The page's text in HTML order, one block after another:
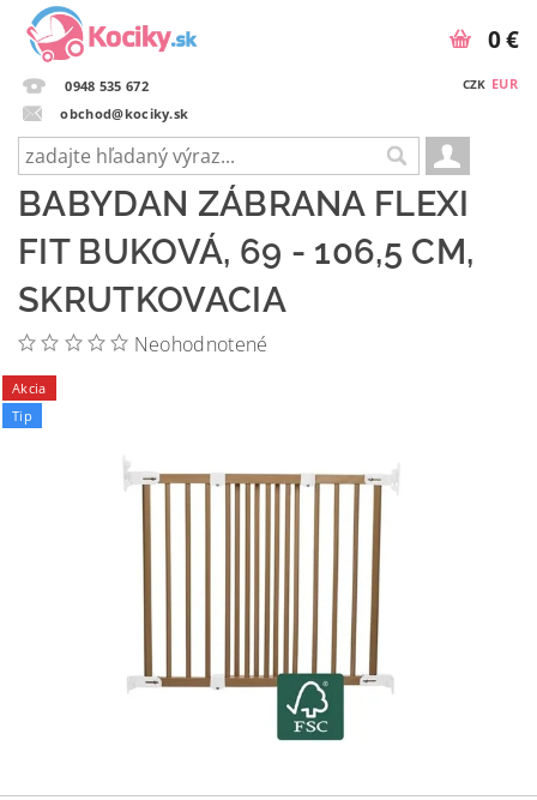
0948 535 672
obchod@kociky.sk
CZK EUR
0 €
BABYDAN ZÁBRANA FLEXI
FIT BUKOVÁ, 69 - 106,5 CM,
SKRUTKOVACIA
Neohodnotené
Akcia
Tip